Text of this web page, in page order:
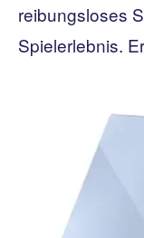
reibungsloses
Spielerlebnis.